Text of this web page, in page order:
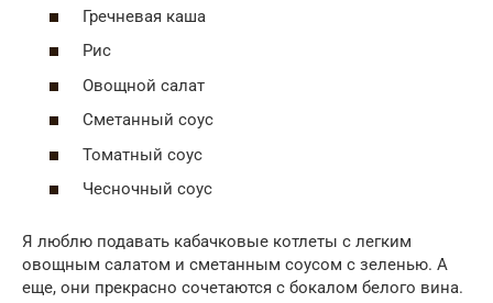
Гречневая каша
Рис
Овощной салат
Сметанный соус
Томатный соус
Чесночный соус
Я люблю подавать кабачковые котлеты с легким
овощным салатом и сметанным соусом с зеленью. А
еще, они прекрасно сочетаются с бокалом белого вина.